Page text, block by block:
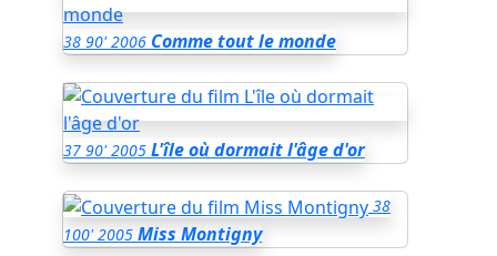
38 90' 2006 Comme tout le monde
37 90' 2005 L'île où dormait l'âge d'or
38
100' 2005 Miss Montigny